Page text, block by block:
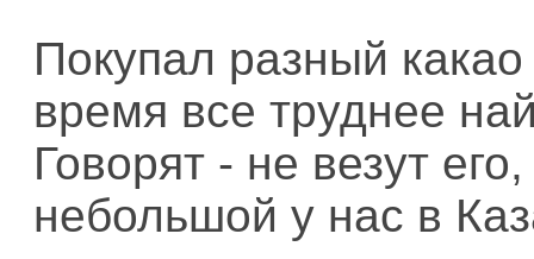
Покупал разный
время все труднее
Говорят - не везут
небольшой у нас в